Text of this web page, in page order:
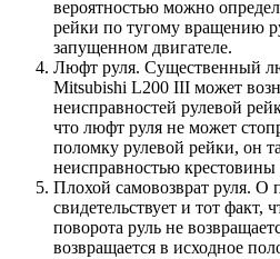
вероятностью можно
рейки по тугому вращению
запущенном двигателе.
Люфт руля. Существенный
Mitsubishi L200 III может
неисправностей рулевой
что люфт руля не может
поломку рулевой рейки, он
неисправностью крестовины
Плохой самовозврат руля. О
свидетельствует и тот факт,
поворота руль не
возвращается в исходное